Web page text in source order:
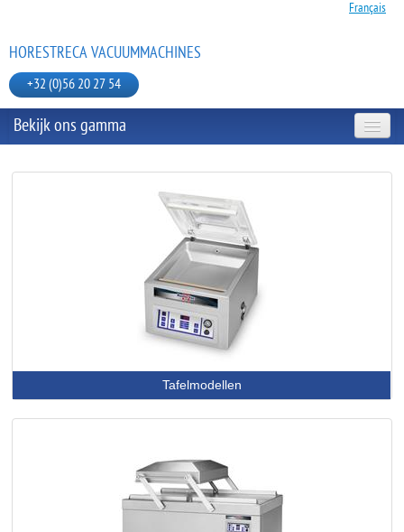
Français
HORESTRECA VACUUMMACHINES
+32 (0)56 20 27 54
Bekijk ons gamma
TAFELMODELLEN
VACUUMZAKKEN EN TOEBEHOREN
HANDSEALMACHINE
Tafelmodellen